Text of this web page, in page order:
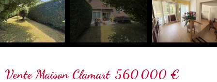
Vente Maison Clamart 560 000 €